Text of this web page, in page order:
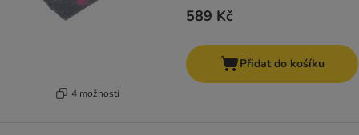
4 možností
589 Kč
Přidat do košíku